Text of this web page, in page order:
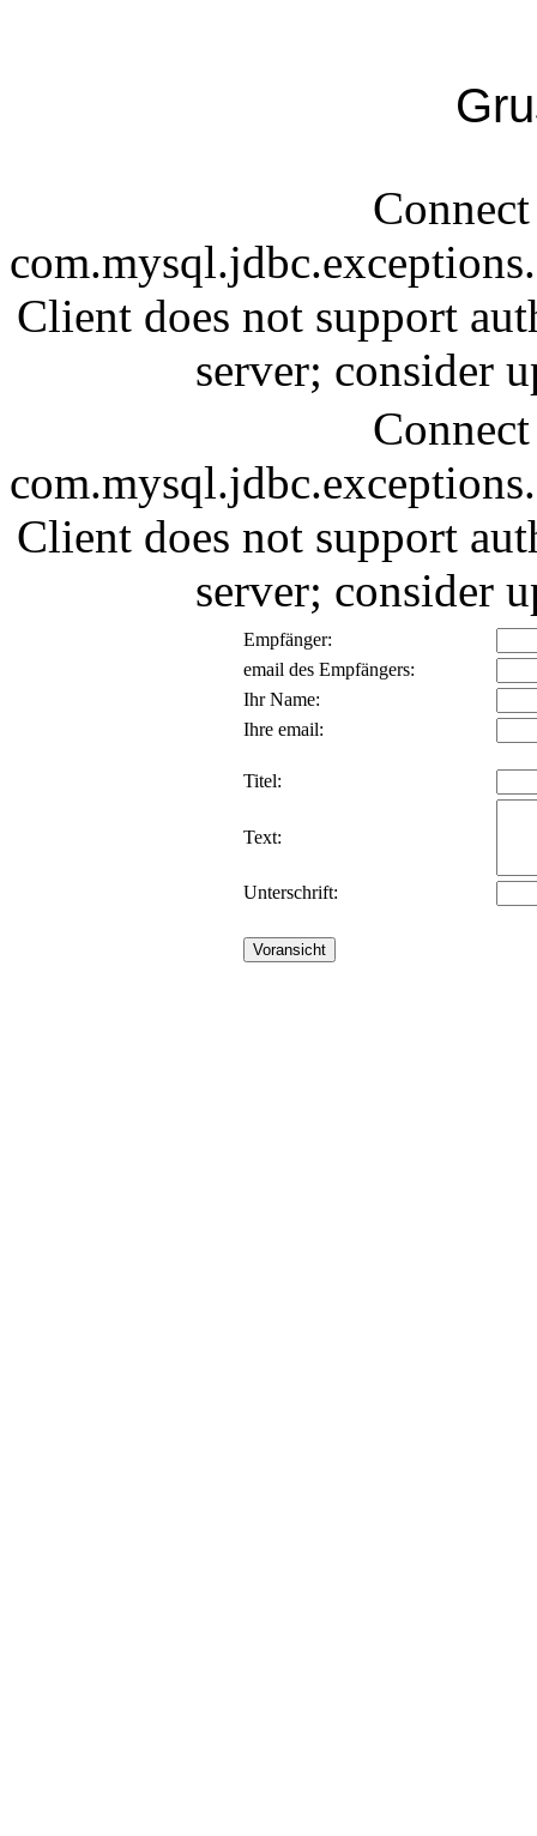
Client does not support
server; consider
Client does not support
server; consider
Empfänger:
email des Empfängers:
Ihr Name:
Ihre email:
Titel:
Text:
Unterschrift: